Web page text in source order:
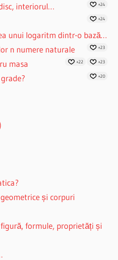
interiorul… +24
+24
unui logaritm dintr-o bază…
+23
n numere naturale
+23
masa +22
+20
și corpuri
formule, proprietăți și